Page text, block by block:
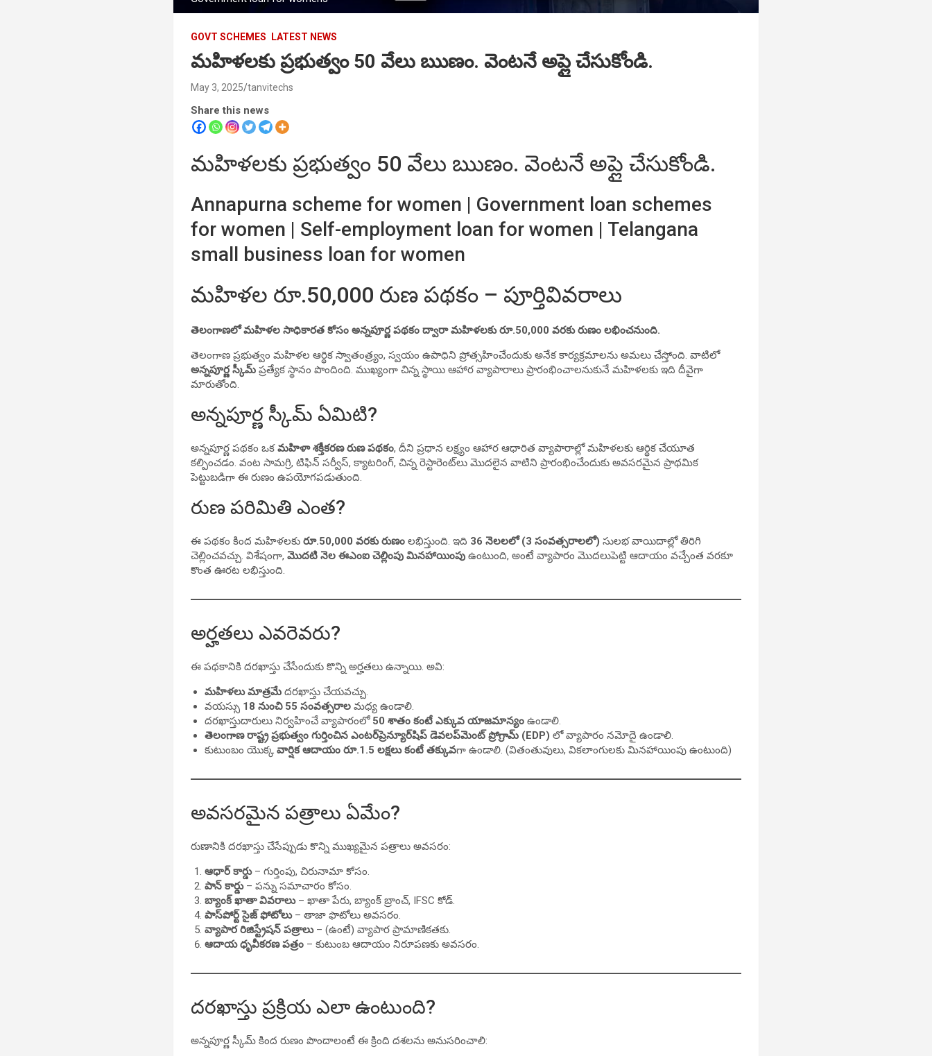
GOVT SCHEMES LATEST NEWS
మహిళలకు ప్రభుత్వం 50 వేలు ఋణం. వెంటనే అప్లై చేసుకోండి.
May 3, 2025 tanvitechs
Share this news
మహిళలకు ప్రభుత్వం 50 వేలు ఋణం. వెంటనే అప్లై చేసుకోండి.
Annapurna scheme for women | Government loan schemes
for women | Self-employment loan for women | Telangana
small business loan for women
మహిళల రూ.50,000 రుణ పథకం – పూర్తివివరాలు
తెలంగాణలో మహిళల సాధికారత కోసం అన్నపూర్ణ పథకం ద్వారా మహిళలకు రూ.50,000 వరకు రుణం లభించనుంది.
తెలంగాణ ప్రభుత్వం మహిళల ఆర్థిక స్వాతంత్ర్యం, స్వయం ఉపాధిని ప్రోత్సహించేందుకు అనేక కార్యక్రమాలను అమలు చేస్తోంది. వాటిలో
అన్నపూర్ణ స్కీమ్ ప్రత్యేక స్థానం పొందింది. ముఖ్యంగా చిన్న స్థాయి ఆహార వ్యాపారాలు ప్రారంభించాలనుకునే మహిళలకు ఇది దీవైగా
మారుతోంది.
అన్నపూర్ణ స్కీమ్ ఏమిటి?
అన్నపూర్ణ పథకం ఒకమహిళా శక్తీకరణ రుణ పథకం, దీని ప్రధాన లక్ష్యం ఆహార ఆధారిత వ్యాపారాల్లో మహిళలకు ఆర్థిక చేయూత
కల్పించడం. వంట సామగ్రి, టిఫిన్ సర్వీస్, క్యాటరింగ్, చిన్న రెస్టారెంట్‌లు మొదలైన వాటిని ప్రారంభించేందుకు అవసరమైన ప్రాథమిక
పెట్టుబడిగా ఈ రుణం ఉపయోగపడుతుంది.
రుణ పరిమితి ఎంత?
ఈ పథకం కింద మహిళలకురూ.50,000 వరకు రుణం లభిస్తుంది. ఇది 36 నెలలలో (3 సంవత్సరాలలో) సులభ వాయిదాల్లో తిరిగి
చెల్లించవచ్చు. విశేషంగా,మొదటి నెల ఈఎంఐ చెల్లింపు మినహాయింపు ఉంటుంది, అంటే వ్యాపారం మొదలుపెట్టి ఆదాయం వచ్చేంత వరకూ
కొంత ఊరట లభిస్తుంది.
అర్హతలు ఎవరెవరు?
ఈ పథకానికి దరఖాస్తు చేసేందుకు కొన్ని అర్హతలు ఉన్నాయి. అవి:
మహిళలు మాత్రమే దరఖాస్తు చేయవచ్చు.
వయస్సు 18 నుంచి 55 సంవత్సరాల మధ్య ఉండాలి.
దరఖాస్తుదారులు నిర్వహించే వ్యాపారంలో 50 శాతం కంటే ఎక్కువ యాజమాన్యం ఉండాలి.
తెలంగాణ రాష్ట్ర ప్రభుత్వం గుర్తించిన ఎంటర్‌ప్రెన్యూర్‌షిప్ డెవలప్‌మెంట్ ప్రోగ్రామ్ (EDP) లో వ్యాపారం నమోదై ఉండాలి.
కుటుంబం యొక్కవార్షిక ఆదాయం రూ.1.5 లక్షలు కంటే తక్కువగా ఉండాలి. (వితంతువులు, వికలాంగులకు మినహాయింపు ఉంటుంది)
అవసరమైన పత్రాలు ఏమేం?
రుణానికి దరఖాస్తు చేసేప్పుడు కొన్ని ముఖ్యమైన పత్రాలు అవసరం:
ఆధార్ కార్డు– గుర్తింపు, చిరునామా కోసం.
పాన్ కార్డు– పన్ను సమాచారం కోసం.
బ్యాంక్ ఖాతా వివరాలు– ఖాతా పేరు, బ్యాంక్ బ్రాంచ్, IFSC కోడ్.
పాస్‌పోర్ట్ సైజ్ ఫోటోలు– తాజా ఫొటోలు అవసరం.
వ్యాపార రిజిస్ట్రేషన్ పత్రాలు– (ఉంటే) వ్యాపార ప్రామాణికతకు.
ఆదాయ ధృవీకరణ పత్రం – కుటుంబ ఆదాయం నిరూపణకు అవసరం.
దరఖాస్తు ప్రక్రియ ఎలా ఉంటుంది?
అన్నపూర్ణ స్కీమ్ కింద రుణం పొందాలంటే ఈ క్రింది దశలను అనుసరించాలి: